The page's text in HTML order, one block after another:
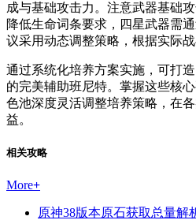
成与基础攻击力。注意武器基础
降低生命词条要求，四星武器需
议采用动态调整策略，根据实际
通过系统化培养方案实施，可打
的完美辅助班尼特。掌握这些核
色池深度灵活调整培养策略，在
益。
相关攻略
More+
原神38版本原石获取总量解